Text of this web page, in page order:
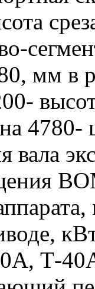
мм в
4780-
вала
Т-